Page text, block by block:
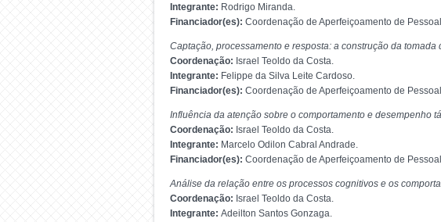
Integrante: Rodrigo Miranda.
Financiador(es): Coordenação de Aperfeiçoamento de
Captação, processamento e resposta: a construção da
Coordenação: Israel Teoldo da Costa.
Integrante: Felippe da Silva Leite Cardoso.
Financiador(es): Coordenação de Aperfeiçoamento de
Influência da atenção sobre o comportamento e desempenho
Coordenação: Israel Teoldo da Costa.
Integrante: Marcelo Odilon Cabral Andrade.
Financiador(es): Coordenação de Aperfeiçoamento de
Análise da relação entre os processos cognitivos e os
Coordenação: Israel Teoldo da Costa.
Integrante: Adeilton Santos Gonzaga.